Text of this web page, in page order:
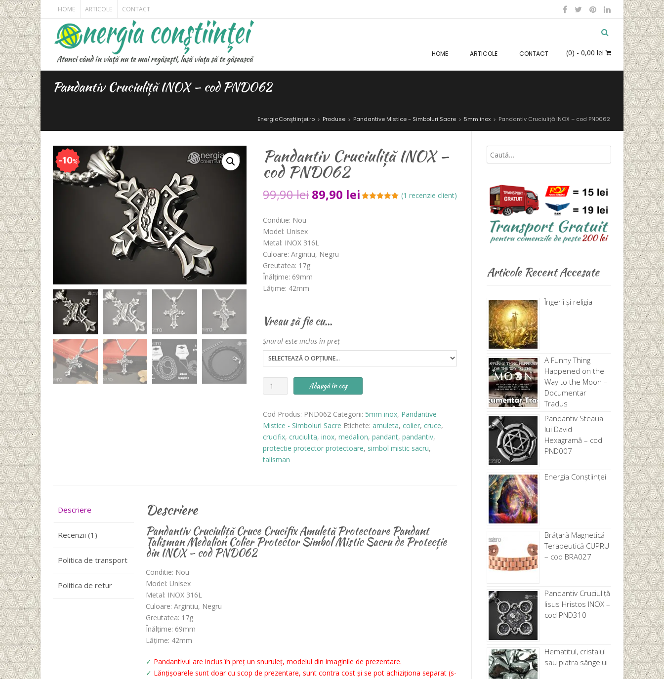
HOME ARTICOLE CONTACT
(0) - 0,00 lei
HOME ARTICOLE CONTACT
Pandantiv Cruciuliță INOX – cod PND062
EnergiaConştiinţei.ro > Produse > Pandantive Mistice - Simboluri Sacre > 5mm inox > Pandantiv Cruciuliță INOX – cod PND062
10% Pandantiv Cruciuliță INOX –
cod PND062
(1 recenzie client)
99,90lei 89,90 lei
Conditie: Nou
Model: Unisex
Metal: INOX 316L
Culoare: Argintiu, Negru
Greutatea: 17g
Înălțime: 69mm
Lățime: 42mm
Vreau să fie cu…
Șnurul este inclus în preț
Cantitate
Pandantiv
INOX
-
cod
PND062
Adaugă în coș
Cod Produs: PND062 Categorii: 5mm inox, Pandantive
Mistice - Simboluri Sacre Etichete:amuleta,colier,cruce,
crucifix,cruciulita,inox,medalion,pandant,pandantiv,
protectie protector protectoare, simbol mistic sacru,
talisman
Descriere
Recenzii (1)
Politica de transport
Politica de retur
Descriere
Pandantiv Cruciuliță Cruce Crucifix Amuletă Protectoare Pandant
Talisman Medalion Colier Protector Simbol Mistic Sacru de Protecție
din INOX – cod PND062
Conditie: Nou
Model: Unisex
Metal: INOX 316L
Culoare: Argintiu, Negru
Greutatea: 17g
Înălțime: 69mm
Lățime: 42mm
✓ Pandantivul are inclus în preț un snuruleț, modelul din imaginile de prezentare.
✓ Lănțișoarele sunt doar cu scop de prezentare, sunt contra cost și se pot achiziționa separat (s-
Articole Recent Accesate
Îngerii și religia
A Funny Thing
Happened on the
Way to the Moon –
Documentar
Tradus
Pandantiv Steaua
lui David
Hexagramă – cod
PND007
Energia Conștiinței
Brăţară Magnetică
Terapeutică CUPRU
– cod BRA027
Pandantiv Cruciuliță
Iisus Hristos INOX –
cod PND310
Hematitul, cristalul
sau piatra sângelui